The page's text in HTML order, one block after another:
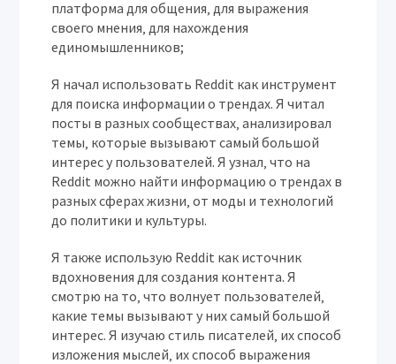
платформа для общения‚ для выражения
своего мнения‚ для нахождения
единомышленников;
Я начал использовать Reddit как инструмент
для поиска информации о трендах. Я читал
посты в разных сообществах‚ анализировал
темы‚ которые вызывают самый большой
интерес у пользователей. Я узнал‚ что на
Reddit можно найти информацию о трендах в
разных сферах жизни‚ от моды и технологий
до политики и культуры.
Я также использую Reddit как источник
вдохновения для создания контента. Я
смотрю на то‚ что волнует пользователей‚
какие темы вызывают у них самый большой
интерес. Я изучаю стиль писателей‚ их способ
изложения мыслей‚ их способ выражения